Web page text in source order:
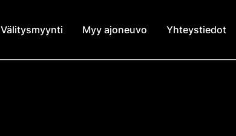
Välitysmyynti Myy ajoneuvo Yhteystiedot